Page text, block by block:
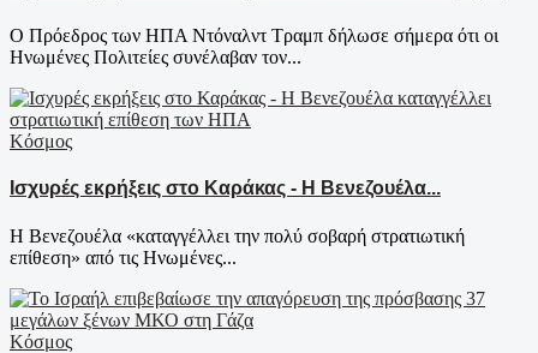
Ο Πρόεδρος των ΗΠΑ Ντόναλντ Τραμπ δήλωσε σήμερα ότι οι
Ηνωμένες Πολιτείες συνέλαβαν τον...
Κόσμος
Ισχυρές εκρήξεις στο Καράκας - Η Βενεζουέλα...
Η Βενεζουέλα «καταγγέλλει την πολύ σοβαρή στρατιωτική
επίθεση» από τις Ηνωμένες...
Κόσμος